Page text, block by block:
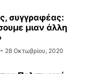
συγγραφέας:
μιαν άλλη
- 28 Οκτωβρίου, 2020